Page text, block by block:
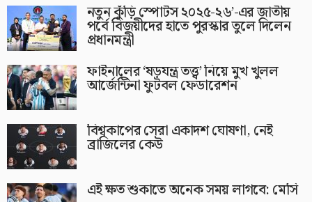
নতুন কুঁড়ি স্পোর্টস ২০২৫-২৬’-এর জাতীয়
পর্বে বিজয়ীদের হাতে পুরস্কার তুলে দিলেন
প্রধানমন্ত্রী
ফাইনালের ‘ষড়যন্ত্র তত্ত্ব’ নিয়ে মুখ খুলল
আর্জেন্টিনা ফুটবল ফেডারেশন
বিশ্বকাপের সেরা একাদশ ঘোষণা, নেই
ব্রাজিলের কেউ
এই ক্ষত শুকাতে অনেক সময় লাগবে: মেসি